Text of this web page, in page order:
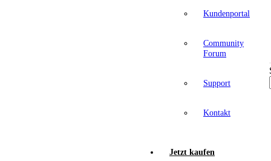
Kundenportal
Community
Forum
Support
Kontakt
Jetzt kaufen